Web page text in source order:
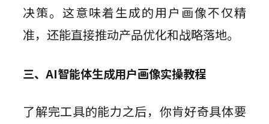
决策。这意味着生成的用户画像不仅精
准，还能直接推动产品优化和战略落地。
三、AI智能体生成用户画像实操教程
了解完工具的能力之后，你肯好奇具体要